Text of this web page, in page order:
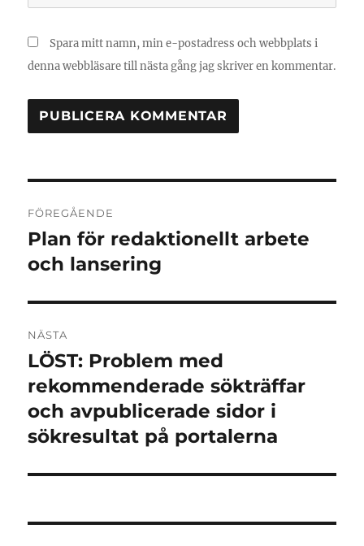
Spara mitt namn, min e-postadress och webbplats i
denna webbläsare till nästa gång jag skriver en kommentar.
FÖREGÅENDE
Föregående
inlägg:
Plan för redaktionellt arbete
och lansering
NÄSTA
Nästa
inlägg:
LÖST: Problem med
rekommenderade sökträffar
och avpublicerade sidor i
sökresultat på portalerna